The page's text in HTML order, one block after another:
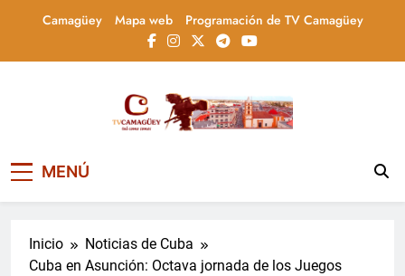
Camagüey Mapa web Programación de TV Camagüey
Televisión Camagüey,
Cuba
informa, educa y entretiene con contenidos
la actualidad nacional
MENÚ
Inicio
Noticias de Cuba
Cuba en Asunción: Octava jornada de los Juegos